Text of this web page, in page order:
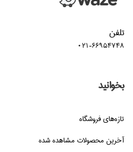
تلفن
021-66954748
بخوانید
تازه‌هاي فروشگاه
آخرین محصولات مشاهده شده